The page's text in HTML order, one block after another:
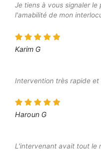
Je tiens à vous signaler
l'amabilité de mon
Karim G
Intervention très rapide et
Haroun G
L'intervenant avait tout le